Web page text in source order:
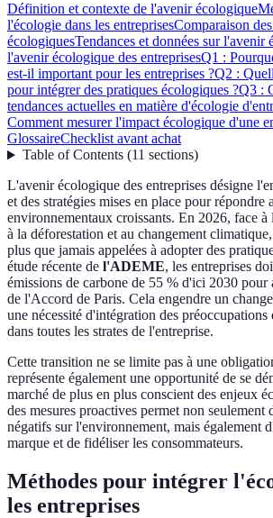
Définition et contexte de l'avenir écologique
l'écologie dans les entreprisesComparaison
écologiquesTendances et données sur l'avenir
l'avenir écologique des entreprisesQ1 :
est-il important pour les entreprises ?Q2 :
pour intégrer des pratiques écologiques ?Q3 :
tendances actuelles en matière d'écologie
Comment mesurer l'impact écologique d'une
GlossaireChecklist avant achat
Table of Contents(11 sections)
L'avenir écologique des entreprises désigne
et des stratégies mises en place pour répondre
environnementaux croissants. En 2026, face
à la déforestation et au changement
plus que jamais appelées à adopter des
étude récente de l'ADEME, les entreprises
émissions de carbone de 55 % d'ici 2030 pour
de l'Accord de Paris. Cela engendre un
une nécessité d'intégration des
dans toutes les strates de l'entreprise.
Cette transition ne se limite pas à une
représente également une opportunité de se
marché de plus en plus conscient des enjeux
des mesures proactives permet non seulement
négatifs sur l'environnement, mais également
marque et de fidéliser les consommateurs.
Méthodes pour intégrer
les entreprises